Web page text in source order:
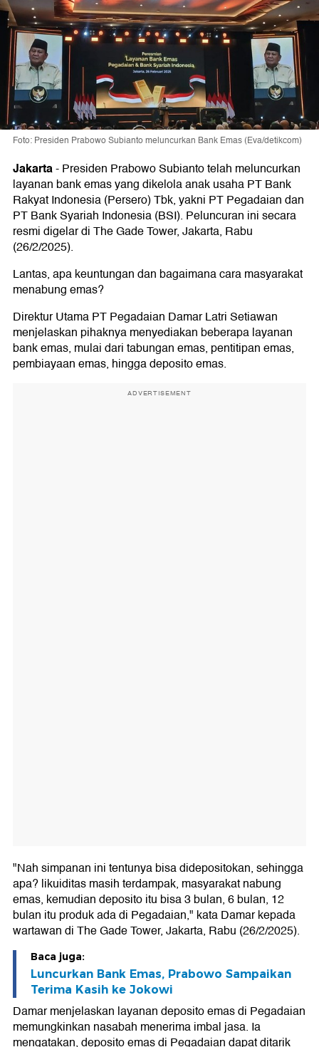
Foto: Presiden Prabowo Subianto meluncurkan Bank Emas (Eva/detikcom)
Jakarta-Presiden Prabowo Subianto telah meluncurkan
layanan bank emas yang dikelola anak usaha PT Bank
Rakyat Indonesia (Persero) Tbk, yakni PT Pegadaian dan
PT Bank Syariah Indonesia (BSI). Peluncuran ini secara
resmi digelar di The Gade Tower, Jakarta, Rabu
(26/2/2025).
Lantas, apa keuntungan dan bagaimana cara masyarakat
menabung emas?
Direktur Utama PT Pegadaian Damar Latri Setiawan
menjelaskan pihaknya menyediakan beberapa layanan
bank emas, mulai dari tabungan emas, pentitipan emas,
pembiayaan emas, hingga deposito emas.
ADVERTISEMENT
"Nah simpanan ini tentunya bisa didepositokan, sehingga
apa? likuiditas masih terdampak, masyarakat nabung
emas, kemudian deposito itu bisa 3 bulan, 6 bulan, 12
bulan itu produk ada di Pegadaian," kata Damar kepada
wartawan di The Gade Tower, Jakarta, Rabu (26/2/2025).
Baca juga:
Luncurkan Bank Emas, Prabowo Sampaikan
Terima Kasih ke Jokowi
Damar menjelaskan layanan deposito emas di Pegadaian
memungkinkan nasabah menerima imbal jasa. Ia
mengatakan, deposito emas di Pegadaian dapat ditarik